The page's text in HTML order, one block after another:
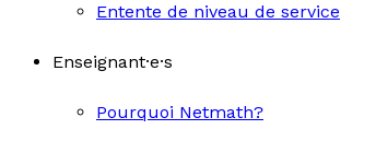
Entente de niveau de service
Enseignant·e·s
Pourquoi Netmath?